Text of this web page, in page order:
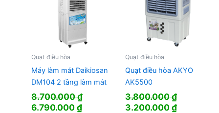
Quạt điều hòa
Máy làm mát Daikiosan
DM104 2 tầng làm mát
8.700.000₫
Giá
6.790.000₫Giá
Quạt điều hòa
Quạt điều hòa AKYO
AK5500
3.800.000₫
Giá
3.200.000₫Giá